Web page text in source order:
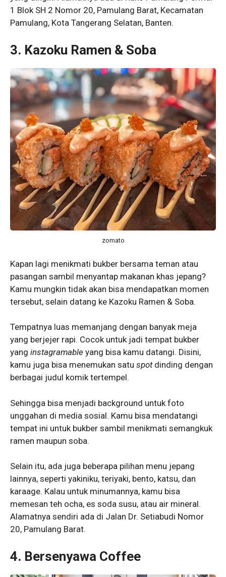
1 Blok SH 2 Nomor 20, Pamulang Barat, Kecamatan
Pamulang, Kota Tangerang Selatan, Banten.
3. Kazoku Ramen & Soba
zomato
Kapan lagi menikmati bukber bersama teman atau
pasangan sambil menyantap makanan khas jepang?
Kamu mungkin tidak akan bisa mendapatkan momen
tersebut, selain datang ke Kazoku Ramen & Soba.
Tempatnya luas memanjang dengan banyak meja
yang berjejer rapi. Cocok untuk jadi tempat bukber
yang instagramable yang bisa kamu datangi. Disini,
kamu juga bisa menemukan satu spotdinding dengan
berbagai judul komik tertempel.
Sehingga bisa menjadi background untuk foto
unggahan di media sosial. Kamu bisa mendatangi
tempat ini untuk bukber sambil menikmati semangkuk
ramen maupun soba.
Selain itu, ada juga beberapa pilihan menu jepang
lainnya, seperti yakiniku, teriyaki, bento, katsu, dan
karaage. Kalau untuk minumannya, kamu bisa
memesan teh ocha, es soda susu, atau air mineral.
Alamatnya sendiri ada di Jalan Dr. Setiabudi Nomor
20, Pamulang Barat.
4. Bersenyawa Coffee